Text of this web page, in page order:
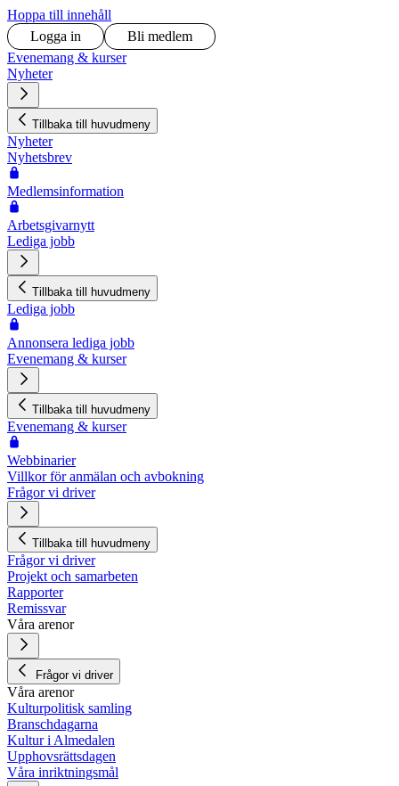
Hoppa till innehåll
Logga in
Bli medlem
Evenemang & kurser
Nyheter
Tillbaka till huvudmeny
Nyheter
Nyhetsbrev
Medlemsinformation
Arbetsgivarnytt
Lediga jobb
Tillbaka till huvudmeny
Lediga jobb
Annonsera lediga jobb
Evenemang & kurser
Tillbaka till huvudmeny
Evenemang & kurser
Webbinarier
Villkor för anmälan och avbokning
Frågor vi driver
Tillbaka till huvudmeny
Frågor vi driver
Projekt och samarbeten
Rapporter
Remissvar
Våra arenor
Frågor vi driver
Våra arenor
Kulturpolitisk samling
Branschdagarna
Kultur i Almedalen
Upphovsrättsdagen
Våra inriktningsmål